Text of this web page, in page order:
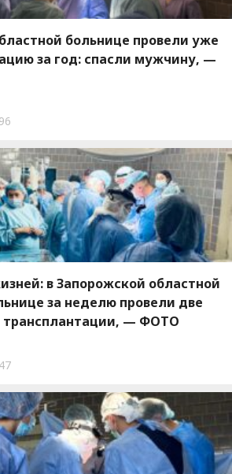
больнице провели уже
за год: спасли мужчину, —
в Запорожской областной
за неделю провели две
трансплантации, — ФОТО